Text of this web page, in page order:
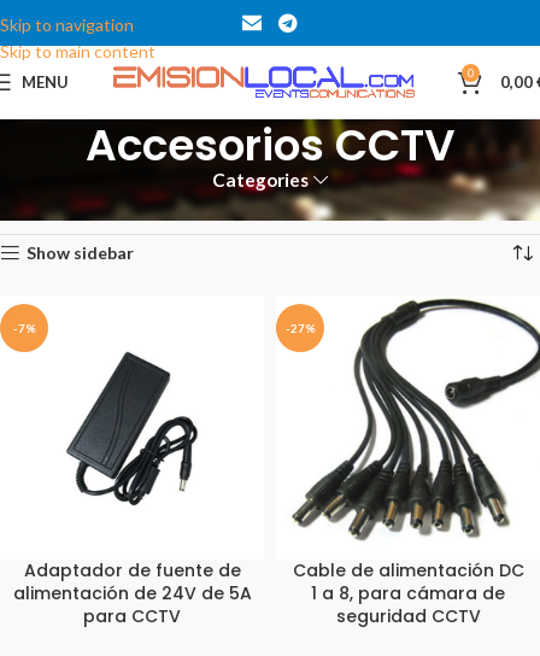
Skip to navigation
Skip to main content
MENU 0 0,00
Accesorios CCTV
Categories
Inicio CCTV Accesorios CCTV Mostrando los 5 resultados
Show sidebar
-7%
Adaptador de fuente de
alimentación de 24V de 5A
para CCTV
-27%
Cable de alimentación DC
1 a 8, para cámara de
seguridad CCTV